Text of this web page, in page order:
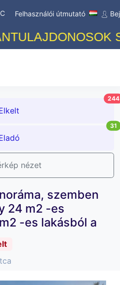
Felhasználói útmutató
244
31
nézet
szemben
24 m2 -es
-es lakásból a